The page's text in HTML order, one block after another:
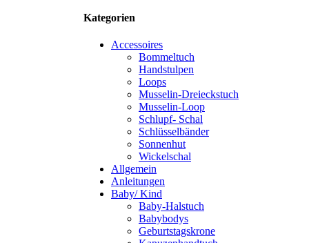
Kategorien
Accessoires
Bommeltuch
Handstulpen
Loops
Musselin-Dreieckstuch
Musselin-Loop
Schlupf- Schal
Schlüsselbänder
Sonnenhut
Wickelschal
Allgemein
Anleitungen
Baby/ Kind
Baby-Halstuch
Babybodys
Geburtstagskrone